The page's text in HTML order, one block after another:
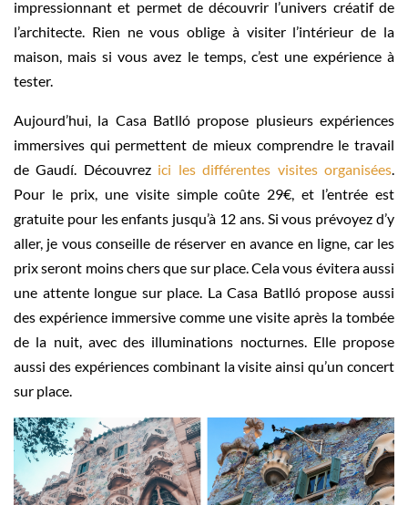
impressionnant et permet de découvrir l’univers créatif de
l’architecte. Rien ne vous oblige à visiter l’intérieur de la
maison, mais si vous avez le temps, c’est une expérience à
tester.
Aujourd’hui, la Casa Batlló propose plusieurs expériences
immersives qui permettent de mieux comprendre le travail
de Gaudí. Découvrez ici les différentes visites organisées.
Pour le prix, une visite simple coûte 29€, et l’entrée est
gratuite pour les enfants jusqu’à 12 ans. Si vous prévoyez d’y
aller, je vous conseille de réserver en avance en ligne, car les
prix seront moins chers que sur place. Cela vous évitera aussi
une attente longue sur place. La Casa Batlló propose aussi
des expérience immersive comme une visite après la tombée
de la nuit, avec des illuminations nocturnes. Elle propose
aussi des expériences combinant la visite ainsi qu’un concert
sur place.